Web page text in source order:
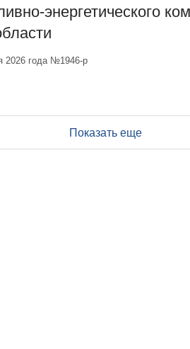
энергетического
2026 года №1946-р
Показать еще